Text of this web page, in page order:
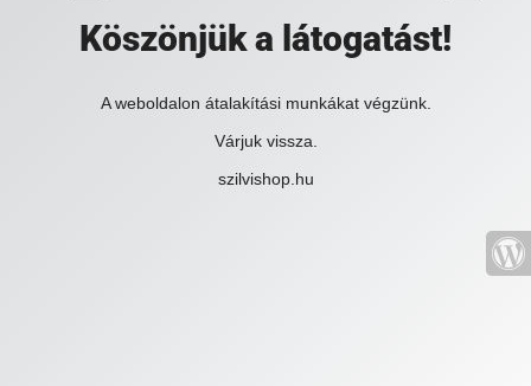
Köszönjük a látogatást!
A weboldalon átalakítási munkákat végzünk.
Várjuk vissza.
szilvishop.hu